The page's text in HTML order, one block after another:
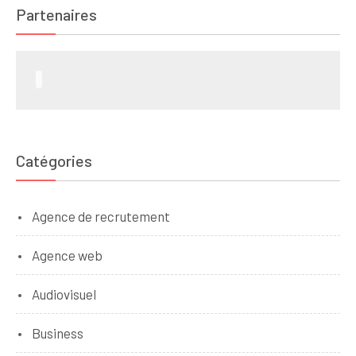
Partenaires
Catégories
Agence de recrutement
Agence web
Audiovisuel
Business